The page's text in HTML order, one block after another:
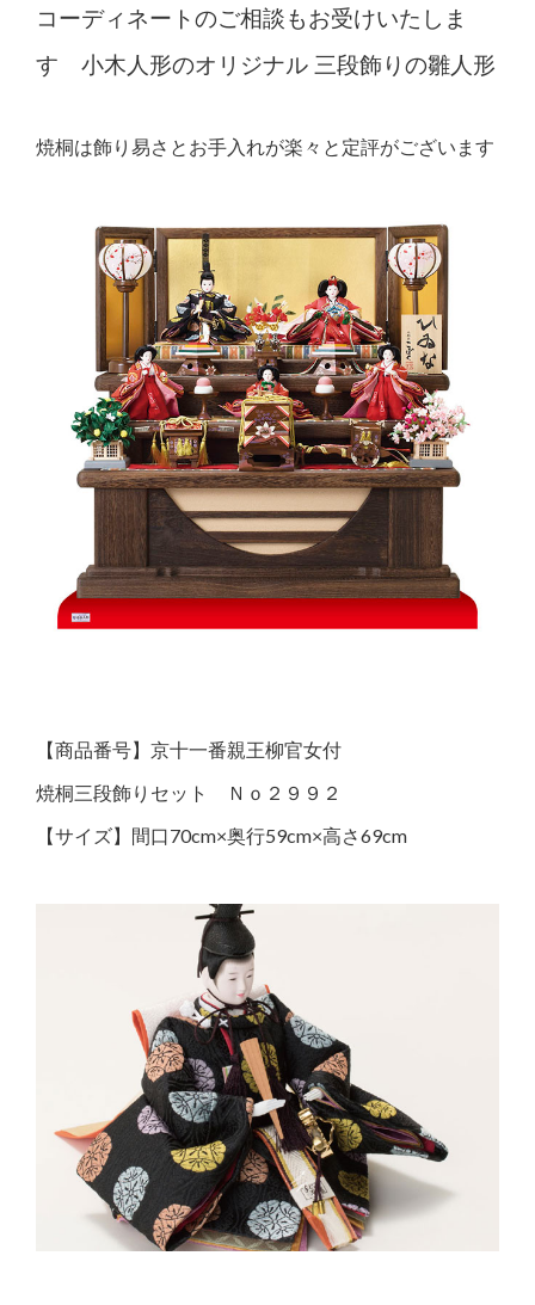
コーディネートのご相談もお受けいたしま
す 小木人形のオリジナル 三段飾りの雛人形
焼桐は飾り易さとお手入れが楽々と定評がございます
【商品番号】京十一番親王柳官女付
焼桐三段飾りセット Ｎｏ２９９２
【サイズ】間口70cm×奥行59cm×高さ69cm